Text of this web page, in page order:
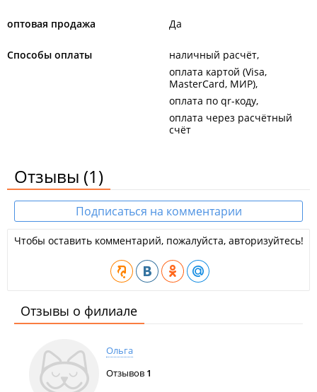
оптовая продажа Да
Способы оплаты
наличный расчёт
оплата картой (Visa,
MasterCard, МИР)
оплата по qr-коду
оплата через расчётный
счёт
Отзывы (1)
Подписаться на комментарии
Чтобы оставить комментарий, пожалуйста, авторизуйтесь!
Отзывы о филиале
Ольга
Отзывов 1